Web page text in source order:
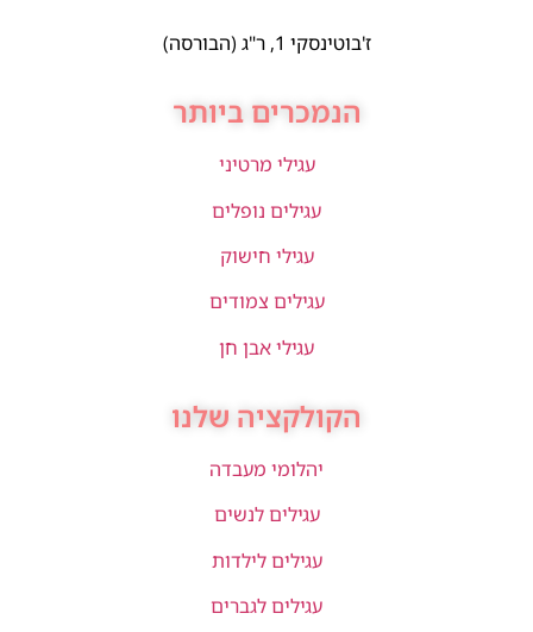
ז'בוטינסקי 1, ר"ג (הבורסה)
הנמכרים ביותר
עגילי מרטיני
עגילים נופלים
עגילי חישוק
עגילים צמודים
עגילי אבן חן
הקולקציה שלנו
יהלומי מעבדה
עגילים לנשים
עגילים לילדות
עגילים לגברים